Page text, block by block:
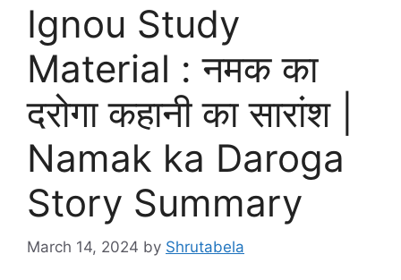
Ignou Study
Material : नमक का
दरोगा कहानी का सारांश |
Namak ka Daroga
Story Summary
March 14, 2024 by Shrutabela